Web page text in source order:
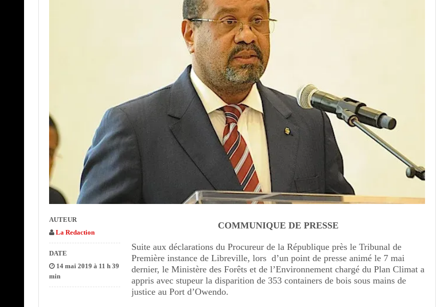
COMMUNIQUE DE PRESSE
Suite aux déclarations du Procureur de la République près le Tribunal de
Première instance de Libreville, lors d’un point de presse animé le 7 mai
dernier, le Ministère des Forêts et de l’Environnement chargé du Plan Climat a
appris avec stupeur la disparition de 353 containers de bois sous mains de
justice au Port d’Owendo.
AUTEUR
La Redaction
DATE
14 mai 2019 à 11 h 39
min